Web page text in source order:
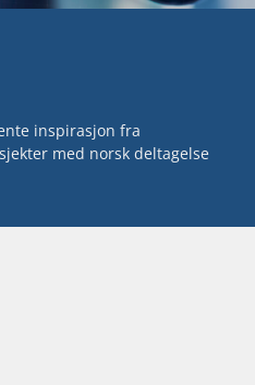
inspirasjon fra
med norsk deltagelse